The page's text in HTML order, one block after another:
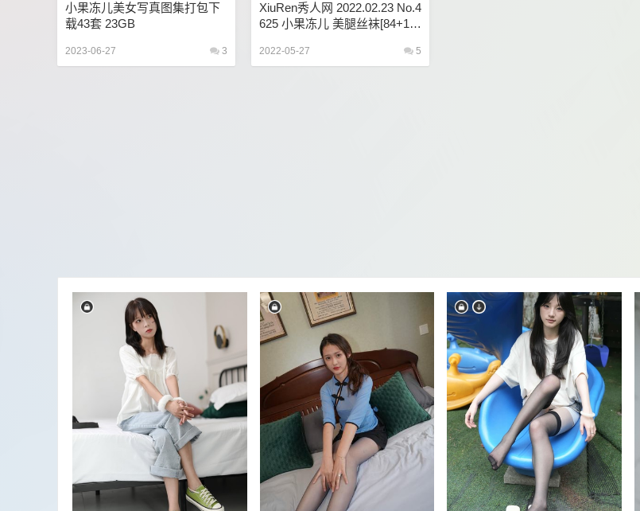
小果冻儿美女写真图集打包下
载43套 23GB
2023-06-27 3
XiuRen秀人网 2022.02.23 No.4
625 小果冻儿 美腿丝袜[84+1P
2022-05-27 5